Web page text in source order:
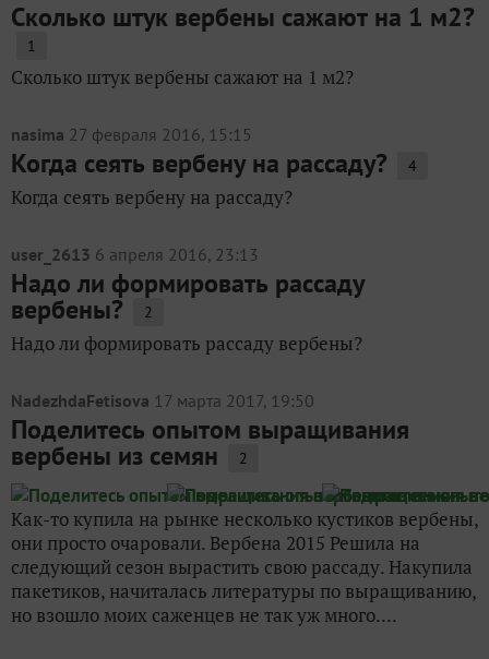
Сколько штук вербены сажают на 1 м2?
1
Сколько штук вербены сажают на 1 м2?
nasima 27 февраля 2016, 15:15
Когда сеять вербену на рассаду? 4
Когда сеять вербену на рассаду?
user_2613 6 апреля 2016, 23:13
Надо ли формировать рассаду
вербены? 2
Надо ли формировать рассаду вербены?
NadezhdaFetisova 17 марта 2017, 19:50
Поделитесь опытом выращивания
вербены из семян 2
Как-то купила на рынке несколько кустиков вербены,
они просто очаровали. Вербена 2015 Решила на
следующий сезон вырастить свою рассаду. Накупила
пакетиков, начиталась литературы по выращиванию,
но взошло моих саженцев не так уж много....